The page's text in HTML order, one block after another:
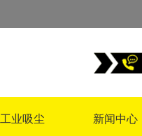
工业吸尘 新闻中心